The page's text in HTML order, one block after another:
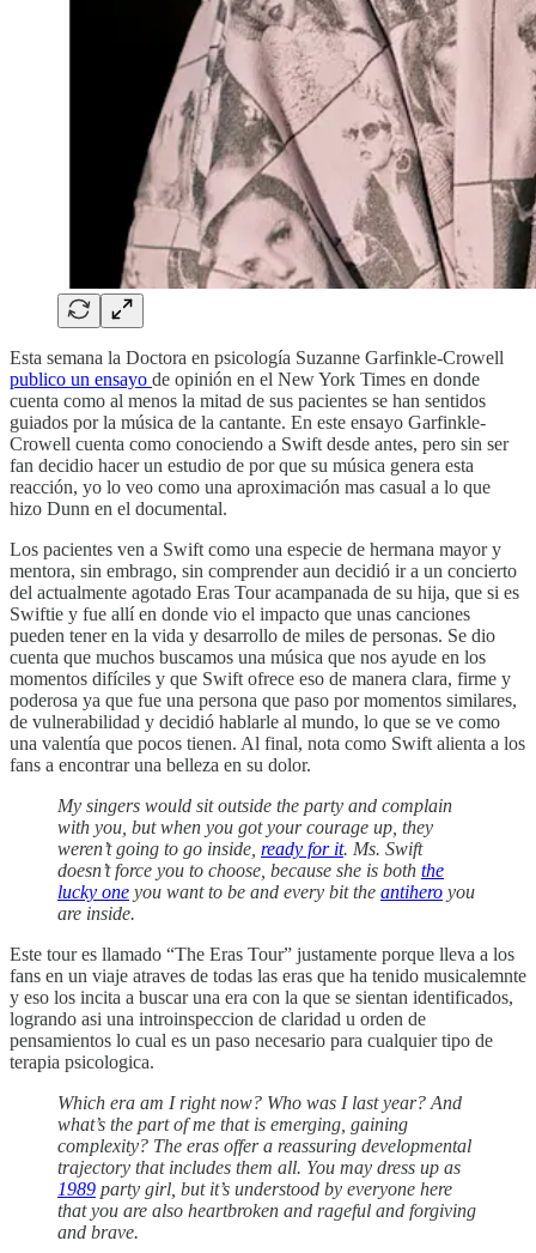
Esta semana la Doctora en psicología Suzanne Garfinkle-Crowell
publico un ensayo de opinión en el New York Times en donde
cuenta como al menos la mitad de sus pacientes se han sentidos
guiados por la música de la cantante. En este ensayo Garfinkle-
Crowell cuenta como conociendo a Swift desde antes, pero sin ser
fan decidio hacer un estudio de por que su música genera esta
reacción, yo lo veo como una aproximación mas casual a lo que
hizo Dunn en el documental.
Los pacientes ven a Swift como una especie de hermana mayor y
mentora, sin embrago, sin comprender aun decidió ir a un concierto
del actualmente agotado Eras Tour acampanada de su hija, que si es
Swiftie y fue allí en donde vio el impacto que unas canciones
pueden tener en la vida y desarrollo de miles de personas. Se dio
cuenta que muchos buscamos una música que nos ayude en los
momentos difíciles y que Swift ofrece eso de manera clara, firme y
poderosa ya que fue una persona que paso por momentos similares,
de vulnerabilidad y decidió hablarle al mundo, lo que se ve como
una valentía que pocos tienen. Al final, nota como Swift alienta a los
fans a encontrar una belleza en su dolor.
My singers would sit outside the party and complain
with you, but when you got your courage up, they
weren’t going to go inside, ready for it. Ms. Swift
doesn’t force you to choose, because she is both the
lucky one you want to be and every bit the antihero you
are inside.
Este tour es llamado “The Eras Tour” justamente porque lleva a los
fans en un viaje atraves de todas las eras que ha tenido musicalemnte
y eso los incita a buscar una era con la que se sientan identificados,
logrando asi una introinspeccion de claridad u orden de
pensamientos lo cual es un paso necesario para cualquier tipo de
terapia psicologica.
Which era am I right now? Who was I last year? And
what’s the part of me that is emerging, gaining
complexity? The eras offer a reassuring developmental
trajectory that includes them all. You may dress up as
1989 party girl, but it’s understood by everyone here
that you are also heartbroken and rageful and forgiving
and brave.